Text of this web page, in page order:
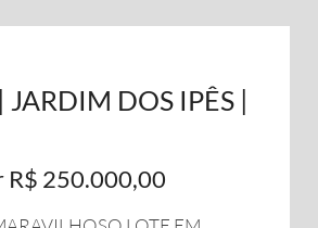
JARDIM DOS IPÊS |
R$ 250.000,00